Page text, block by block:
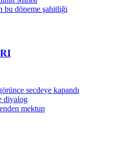
bu döneme şahitliği
secdeye kapandı
diyalog
mektup